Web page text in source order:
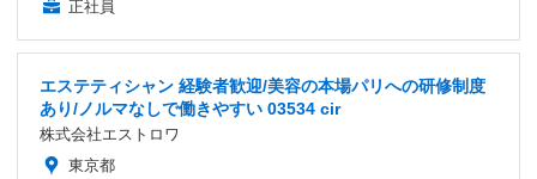
正社員
エステティシャン 経験者歓迎/美容の本場パリへの研修制度
あり/ノルマなしで働きやすい 03534 cir
株式会社エストロワ
東京都